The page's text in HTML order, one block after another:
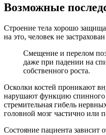
Возможные
Строение тела хорошо
на это, человек не
Смещение и перелом
даже при падении на
собственного роста.
Осколки костей проникают
нарушают функцию спинного
стремительная гибель
головной мозг частично или
Состояние пациента зависит